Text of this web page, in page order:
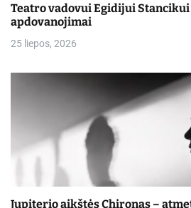
Teatro vadovui Egidijui
apdovanojimai
25 liepos, 2026
Jupiterio aikštės Chironas –